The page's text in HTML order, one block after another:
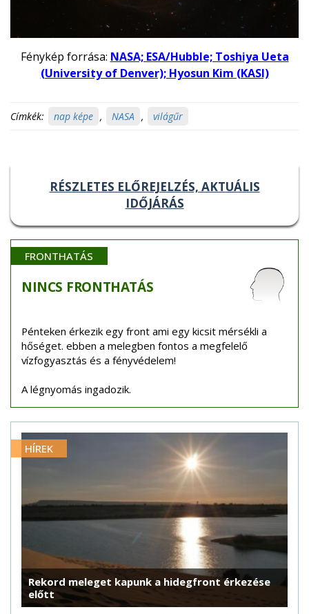
Fénykép forrása: NASA; ESA/Hubble; Toshiya Ueta
(University of Denver); Hyosun Kim (KASI)
Címkék: nap képe , NASA , világűr
RÉSZLETES ELŐREJELZÉS, AKTUÁLIS
IDŐJÁRÁS
FRONTHATÁS
NINCS FRONTHATÁS
Pénteken érkezik egy front ami egy kicsit mérsékli a
hőséget. ebben a melegben fontos a megfelelő
vízfogyasztás és a fényvédelem!
A légnyomás ingadozik.
HÍREK
Rekord meleget kapunk a hidegfront érkezése
előtt